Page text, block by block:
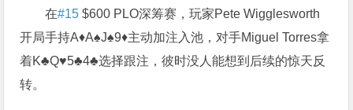
在#15 $600 PLO深筹赛，玩家Pete Wigglesworth
开局手持A♦A♠J♠9♦主动加注入池，对手Miguel Torres拿
着K♣Q♥5♣4♣选择跟注，彼时没人能想到后续的惊天反
转。